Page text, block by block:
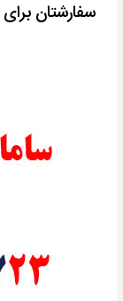
سفارشتان برای